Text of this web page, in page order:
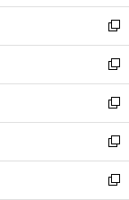
ウ
ィ
ン
ド
ウ
で
開
く
し
い
ウ
ィ
ン
ド
ウ
で
開
く
新
し
い
ウ
ィ
ン
ド
ウ
で
新
し
い
ウ
ィ
ン
ド
新
し
い
ウ
ィ
新
し
い
新